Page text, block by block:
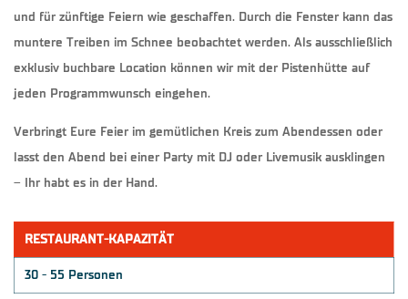
und für zünftige Feiern wie geschaffen. Durch die Fenster kann das
muntere Treiben im Schnee beobachtet werden. Als ausschließlich
exklusiv buchbare Location können wir mit der Pistenhütte auf
jeden Programmwunsch eingehen.
Verbringt Eure Feier im gemütlichen Kreis zum Abendessen oder
lasst den Abend bei einer Party mit DJ oder Livemusik ausklingen
– Ihr habt es in der Hand.
RESTAURANT-KAPAZITÄT
30 - 55 Personen